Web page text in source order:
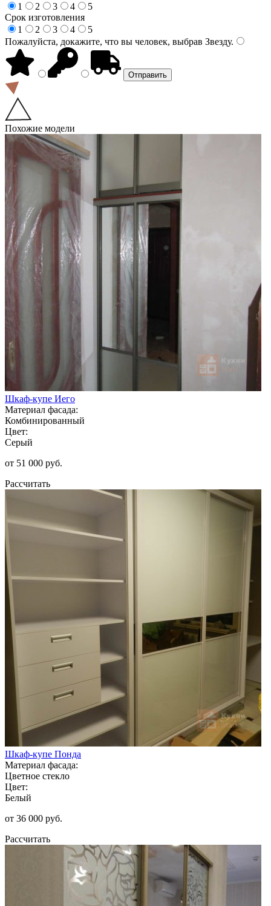
1
2 3 4
5
Срок изготовления
1
2 3 4
5
Пожалуйста, докажите, что вы человек, выбрав Звезду.
Похожие модели
Шкаф-купе Иего
Материал фасада:
Комбинированный
Цвет:
Серый
от 51 000 руб.
Рассчитать
Шкаф-купе Понда
Материал фасада:
Цветное стекло
Цвет:
Белый
от 36 000 руб.
Рассчитать